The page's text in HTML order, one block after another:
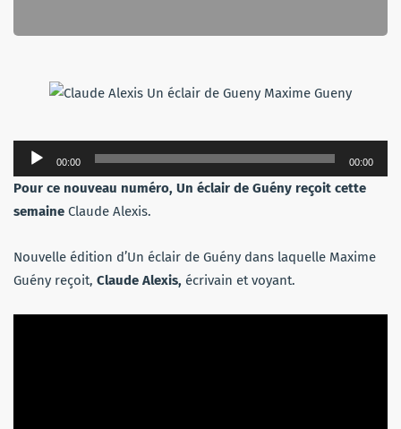
Lecteur
audio
00:00 00:00
Pour ce nouveau numéro, Un éclair de Guény reçoit cette
semaine Claude Alexis.
Nouvelle édition d’Un éclair de Guény dans laquelle Maxime
Guény reçoit, Claude Alexis, écrivain et voyant.